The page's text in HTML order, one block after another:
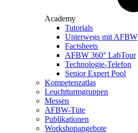
Academy
Tutorials
Unterwegs mit AFBW
Factsheets
AFBW 360° LabTour
Technologie-Telefon
Senior Expert Pool
Kompetenzatlas
Leuchtturm­gruppen
Messen
AFBW-Tüte
Publikationen
Workshopangebote